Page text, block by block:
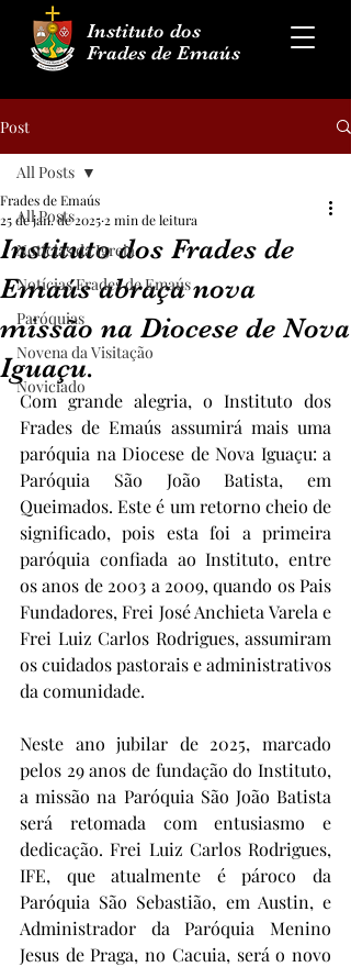
Instituto dos
Frades de Emaús
Post
All Posts
Notícias da Igreja
Notícias Frades de Emaús
Paróquias
Novena da Visitação
Noviciado
All Posts
Instituto dos Frades de
Emaús abraça nova
missão na Diocese de Nova
Iguaçu.
Frades de Emaús
25 de jan. de 2025 2 min de leitura
Com grande alegria, o Instituto dos
Frades de Emaús assumirá mais uma
paróquia na Diocese de Nova Iguaçu: a
Paróquia São João Batista, em
Queimados. Este é um retorno cheio de
significado, pois esta foi a primeira
paróquia confiada ao Instituto, entre
os anos de 2003 a 2009, quando os Pais
Fundadores, Frei José Anchieta Varela e
Frei Luiz Carlos Rodrigues, assumiram
os cuidados pastorais e administrativos
da comunidade.
Neste ano jubilar de 2025, marcado
pelos 29 anos de fundação do Instituto,
a missão na Paróquia São João Batista
será retomada com entusiasmo e
dedicação. Frei Luiz Carlos Rodrigues,
IFE, que atualmente é pároco da
Paróquia São Sebastião, em Austin, e
Administrador da Paróquia Menino
Jesus de Praga, no Cacuia, será o novo